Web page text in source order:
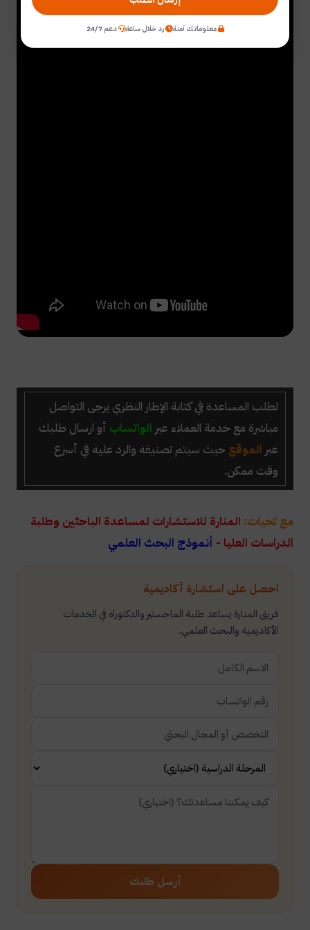
احصل على استشارة أكاديمية
فريق المنارة يساعد طلبة الماجستير والدكتوراه في الخدمات
الأكاديمية والبحث العلمي.
أرسل طلبك
لطلب المساعدة في كتابة الإطار النظري يرجى التواصل
مباشرة مع خدمة العملاء عبر الواتساب أو ارسال طلبك
عبر الموقع حيث سيتم تصنيفه والرد عليه في أسرع
وقت ممكن.
مع تحيات: المنارة للاستشارات لمساعدة الباحثين وطلبة
الدراسات العليا - أنموذج البحث العلمي
معلوماتك آمنة رد خلال ساعة دعم 24/7